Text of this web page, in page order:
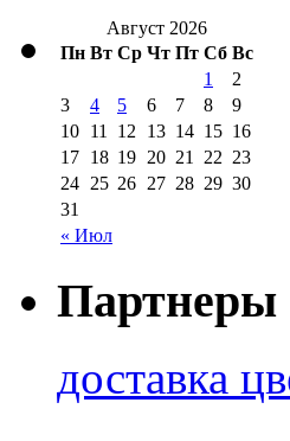
Август 2026
Пн Вт Ср Чт Пт Сб Вс
« Июл
1
2
3
4 5 6 7 8
9
10 11 12 13 14 15 16
17 18 19 20 21 22 23
24 25 26 27 28 29 30
31
Партнеры
доставка